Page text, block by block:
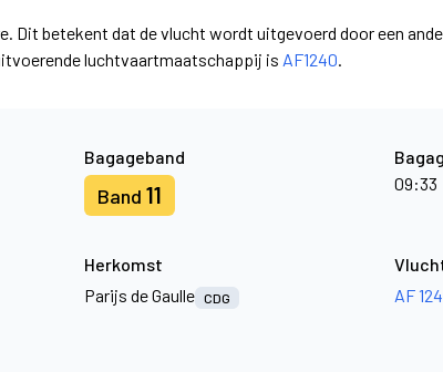
Dit betekent dat de vlucht wordt uitgevoerd door een
luchtvaartmaatschappij is AF1240.
Bagageband
Band 11
09:33
Herkomst
Parijs de Gaulle CDG
AF